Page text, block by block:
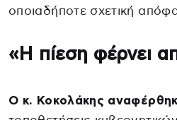
οποιαδήποτε σχετική
«Η πίεση φέρνει
Ο κ. Κοκολάκης